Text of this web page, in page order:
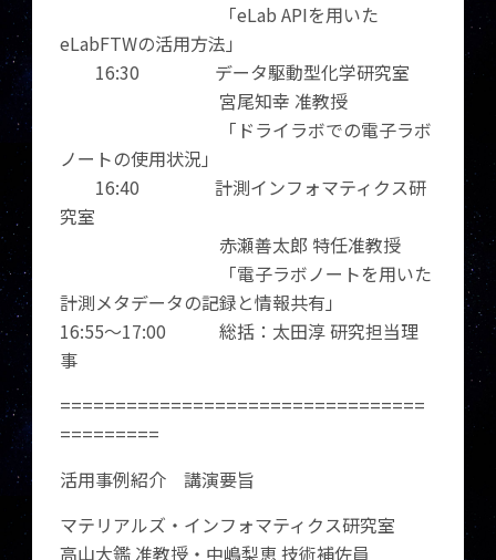
「eLab APIを用いた
eLabFTWの活用方法」
16:30 データ駆動型化学研究室
宮尾知幸 准教授
「ドライラボでの電子ラボ
ノートの使用状況」
16:40 計測インフォマティクス研
究室
赤瀬善太郎 特任准教授
「電子ラボノートを用いた
計測メタデータの記録と情報共有」
16:55～17:00 総括：太田淳 研究担当理
事
=================================
=========
活用事例紹介 講演要旨
マテリアルズ・インフォマティクス研究室
高山大鑑 准教授・中嶋梨恵 技術補佐員